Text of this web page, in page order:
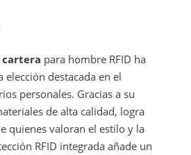
para hombre RFID ha
elección destacada en el
personales. Gracias a su
de alta calidad, logra
quienes valoran el estilo y la
RFID integrada añade un